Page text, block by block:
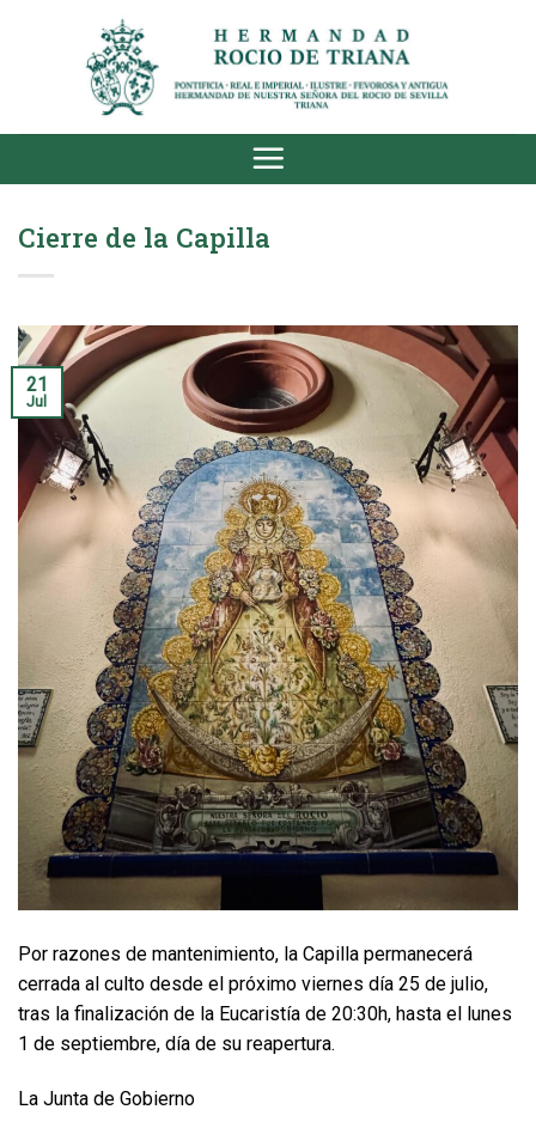
Cierre de la Capilla
21
Jul
Por razones de mantenimiento, la Capilla permanecerá
cerrada al culto desde el próximo viernes día 25 de julio,
tras la finalización de la Eucaristía de 20:30h, hasta el lunes
1 de septiembre, día de su reapertura.
La Junta de Gobierno